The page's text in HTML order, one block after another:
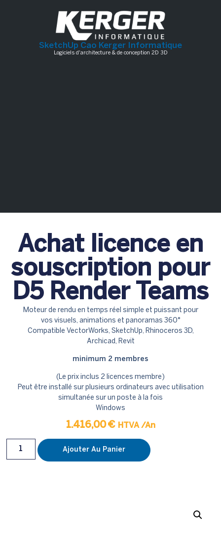
SketchUp Cao Kerger Informatique
Logiciels d'architecture & de conception 2D 3D
Achat licence en
souscription pour
D5 Render Teams
Moteur de rendu en temps réel simple et puissant pour
vos visuels, animations et panoramas 360°
Compatible VectorWorks, SketchUp, Rhinoceros 3D,
Archicad, Revit
minimum 2 membres
(Le prix inclus 2 licences membre)
Peut être installé sur plusieurs ordinateurs avec utilisation
simultanée sur un poste à la fois
Windows
1.416,00€ HTVA/An
Ajouter Au Panier